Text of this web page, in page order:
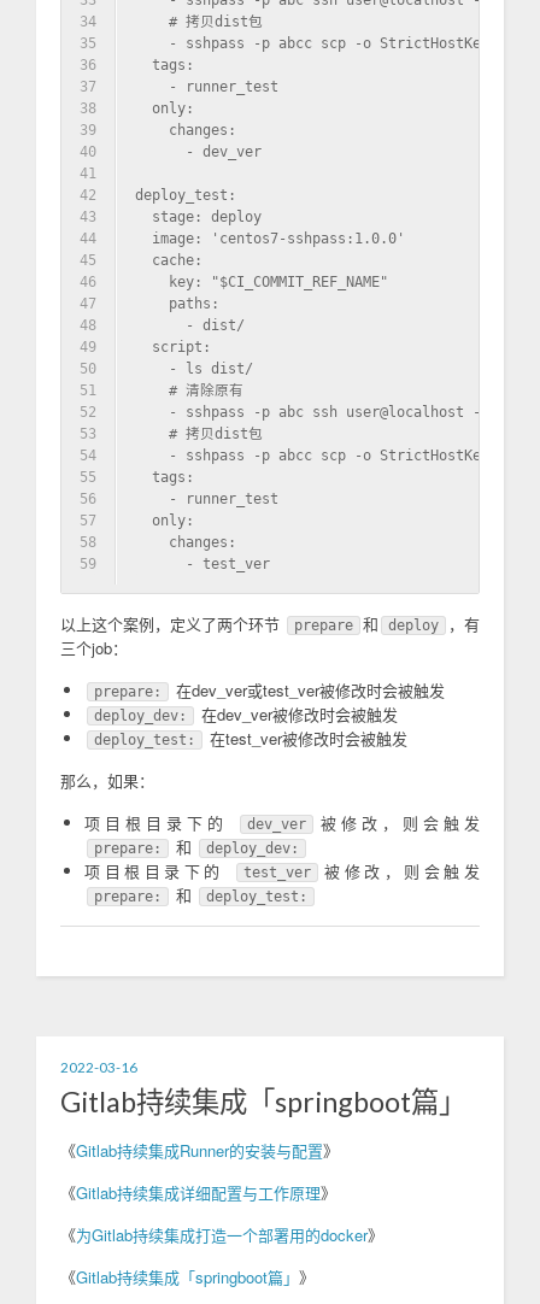
34
35
36
37
38
39
40
41
42
43
44
45
46
47
48
49
50
51
52
53
54
55
56
57
58
59
    # 拷贝dist包
- sshpass -p abcc scp -o
  tags:
    - runner_test
  only:
    changes:
      - dev_ver
deploy_test:
  stage: deploy
  image: 'centos7-sshpass:1.0.0'
  cache:
    key: "$CI_COMMIT_REF_NAME"
    paths:
      - dist/
  script:
    - ls dist/
    # 清除原有
- sshpass -p abc ssh user@localhost -o
    # 拷贝dist包
- sshpass -p abcc scp -o
  tags:
    - runner_test
  only:
    changes:
      - test_ver
以上这个案例，定义了两个环节 prepare 和 deploy
，有
三个job：
prepare: 在dev_ver或test_ver被修改时会被触发
deploy_dev: 在dev_ver被修改时会被触发
deploy_test:
在test_ver被修改时会被触发
那么，如果：
项目根目录下的
dev_ver 被修改，则会触发
prepare: 和 deploy_dev:
项目根目录下的 test_ver 被修改，则会触发
prepare: 和 deploy_test:
2022-03-16
Gitlab持续集成「springboot篇」
《Gitlab持续集成Runner的安装与配置》
《Gitlab持续集成详细配置与工作原理》
《为Gitlab持续集成打造一个部署用的docker》
《Gitlab持续集成「springboot篇」 》